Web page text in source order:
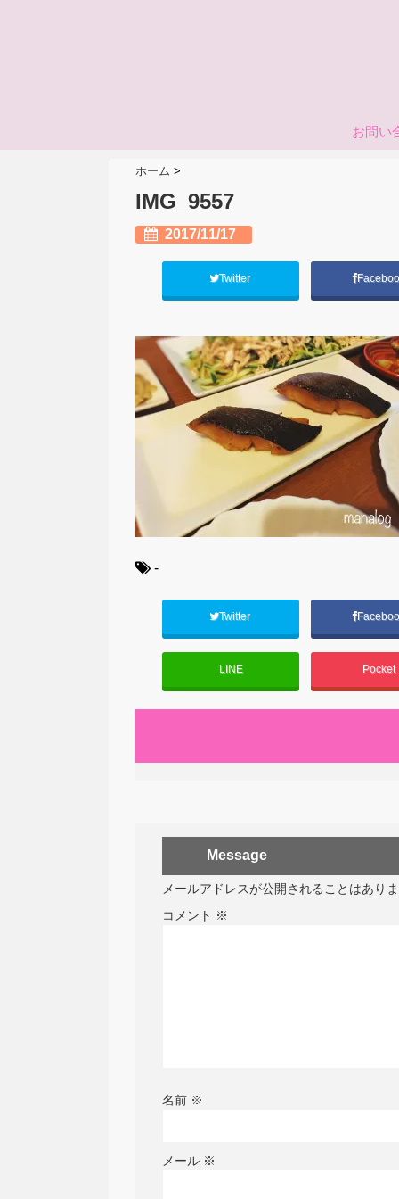
お問い
ホーム >
IMG_9557
2017/11/17
Twitter
-
Twitter
LINE Pocket
Message
メールアドレスが公開されることはあり
コメント ※
名前 ※
メール ※